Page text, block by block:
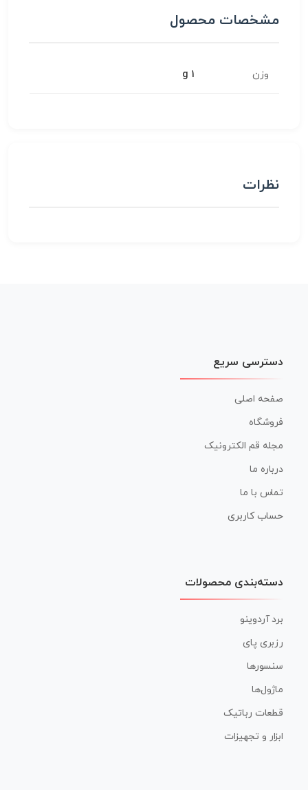
مشخصات محصول
وزن 1 g
نظرات
دسترسی سریع
صفحه اصلی
فروشگاه
مجله قم الکترونیک
درباره ما
تماس با ما
حساب کاربری
دسته‌بندی محصولات
برد آردوینو
رزبری پای
سنسورها
ماژول‌ها
قطعات رباتیک
ابزار و تجهیزات